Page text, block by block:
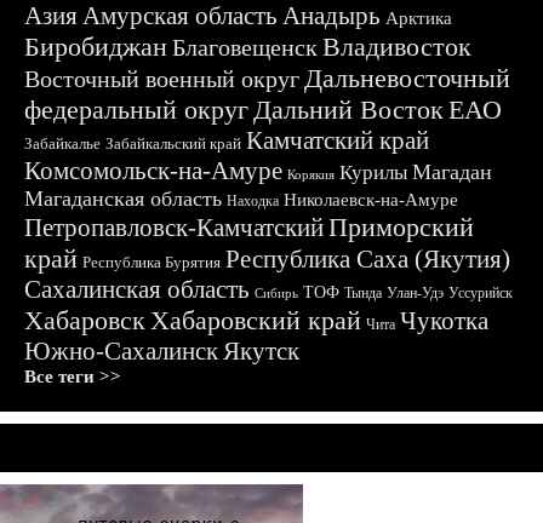
АзияАмурская область Анадырь Арктика
БиробиджанБлаговещенскВладивосток
Восточный военный округДальневосточный
федеральный округДальний ВостокЕАО
Забайкалье Забайкальский край Камчатский край
Комсомольск-на-Амуре Корякия Курилы Магадан
Магаданская область Находка Николаевск-на-Амуре
Петропавловск-КамчатскийПриморский
край Республика Бурятия Республика Саха (Якутия)
Сахалинская область Сибирь ТОФ Тында Улан-Удэ Уссурийск
ХабаровскХабаровский край Чита Чукотка
Южно-СахалинскЯкутск
Все теги >>